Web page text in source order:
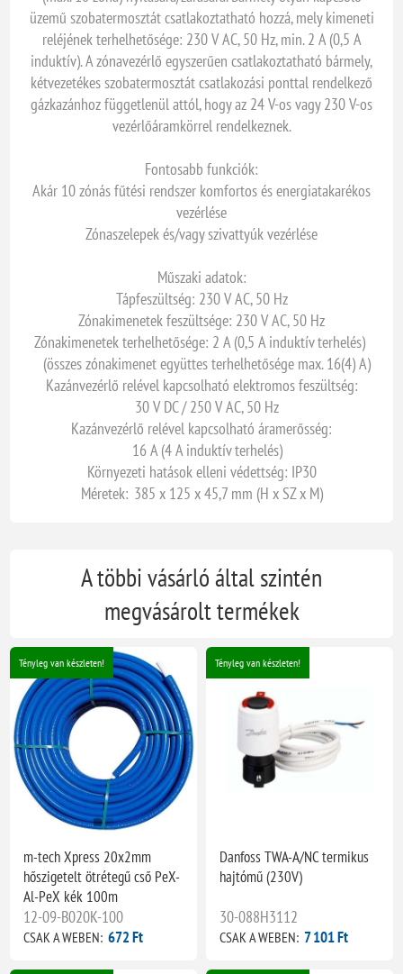
üzemű szobatermosztát csatlakoztatható hozzá, mely kimeneti
reléjének terhelhetősége: 230 V AC, 50 Hz, min. 2 A (0,5 A
induktív). A zónavezérlő egyszerűen csatlakoztatható bármely,
kétvezetékes szobatermosztát csatlakozási ponttal rendelkező
gázkazánhoz függetlenül attól, hogy az 24 V-os vagy 230 V-os
vezérlőáramkörrel rendelkeznek.
Fontosabb funkciók:
Akár 10 zónás fűtési rendszer komfortos és energiatakarékos
vezérlése
Zónaszelepek és/vagy szivattyúk vezérlése
Műszaki adatok:
Tápfeszültség: 230 V AC, 50 Hz
Zónakimenetek feszültsége: 230 V AC, 50 Hz
Zónakimenetek terhelhetősége: 2 A (0,5 A induktív terhelés)
(összes zónakimenet együttes terhelhetősége max. 16(4) A)
Kazánvezérlő relével kapcsolható elektromos feszültség:
30 V DC / 250 V AC, 50 Hz
Kazánvezérlő relével kapcsolható áramerősség:
16 A (4 A induktív terhelés)
Környezeti hatások elleni védettség: IP30
Méretek: 385 x 125 x 45,7 mm (H x SZ x M)
A többi vásárló által szintén
megvásárolt termékek
Tényleg van készleten!
m-tech Xpress 20x2mm
hőszigetelt ötrétegű cső PeX-
Al-PeX kék 100m
12-09-B020K-100
CSAK A WEBEN: 672 Ft
Tényleg van készleten!
Danfoss TWA-A/NC termikus
hajtómű (230V)
30-088H3112
CSAK A WEBEN: 7 101 Ft